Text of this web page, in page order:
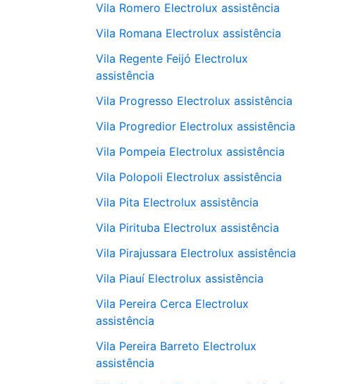
Vila Romero Electrolux assistência
Vila Romana Electrolux assistência
Vila Regente Feijó Electrolux
assistência
Vila Progresso Electrolux assistência
Vila Progredior Electrolux assistência
Vila Pompeia Electrolux assistência
Vila Polopoli Electrolux assistência
Vila Pita Electrolux assistência
Vila Pirituba Electrolux assistência
Vila Pirajussara Electrolux assistência
Vila Piauí Electrolux assistência
Vila Pereira Cerca Electrolux
assistência
Vila Pereira Barreto Electrolux
assistência